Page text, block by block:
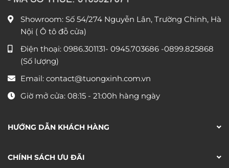
Showroom: Số 54/274 Nguyễn Lân, Trường Chinh, Hà
Nội ( Ô tô đỗ cửa)
Điện thoại: 0986.301131- 0945.703686 -0899.825868
(Số lượng)
Email: contact@tuongxinh.com.vn
Giờ mở cửa: 08:15 - 21:00h hàng ngày
HƯỚNG DẪN KHÁCH HÀNG
CHÍNH SÁCH ƯU ĐÃI